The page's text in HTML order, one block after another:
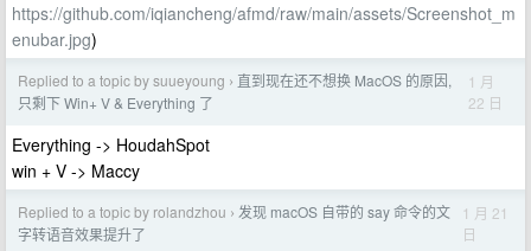
https://github.com/iqiancheng/afmd/raw/main/assets/Screenshot_m
enubar.jpg)
Replied to a topic by suueyoung › 直到现在还不想换 MacOS 的原因,
只剩下 Win+ V & Everything 了
1 月
22 日
Everything -> HoudahSpot
win + V -> Maccy
Replied to a topic by rolandzhou › 发现 macOS 自带的 say 命令的文
字转语音效果提升了
1 月 21
日